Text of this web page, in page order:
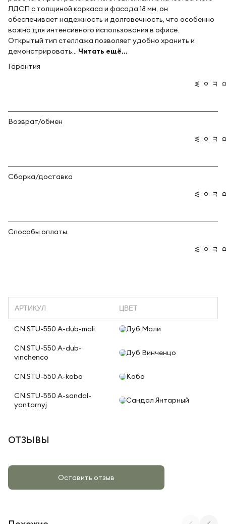
ЛДСП с толщиной каркаса и фасада 18 мм, он
обеспечивает надежность и долговечность, что особенно
важно для интенсивного использования в офисе.
Открытый тип стеллажа позволяет удобно хранить и
демонстрировать... Читать ещё...
Гарантия
Возврат/обмен
Сборка/доставка
Способы оплаты
АРТИКУЛ ЦВЕТ
CN.STU-550 A-dub-mali Дуб Мали
CN.STU-550 A-dub-
vinchenco
Дуб Винченцо
CN.STU-550 A-kobo Кобо
CN.STU-550 A-sandal-
yantarnyj
Сандал Янтарный
ОТЗЫВЫ
Оставить отзыв